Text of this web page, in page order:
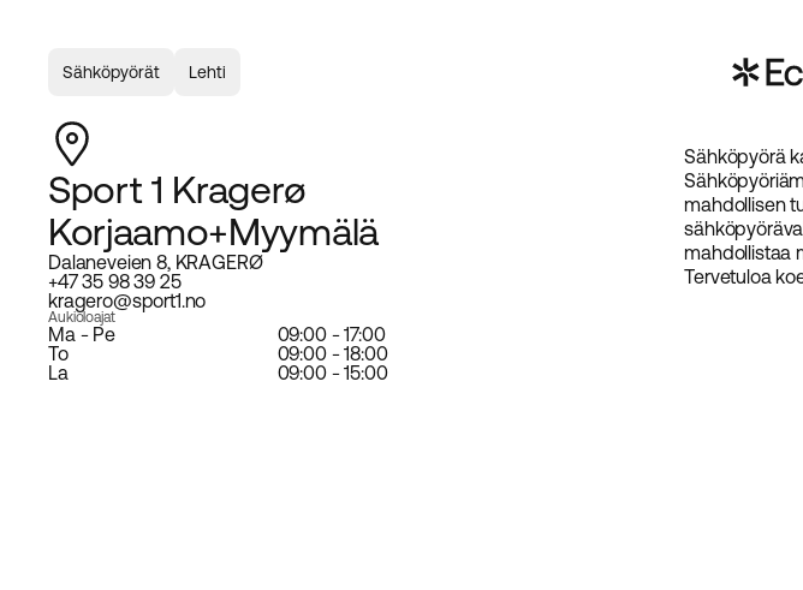
Sähköpyörät Lehti
Sport 1 Kragerø
Korjaamo+Myymälä
Dalaneveien 8, KRAGERØ
+47 35 98 39 25
kragero@sport1.no
Aukioloajat
Ma - Pe
09:00 - 17:00
To
09:00 - 18:00
La
09:00 - 15:00
Sähköpyörä
mahdollisen
mahdollistaa
Tervetuloa